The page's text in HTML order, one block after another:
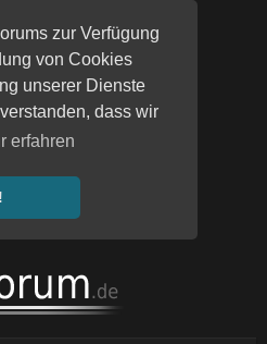
zur Verfügung
von Cookies
unserer Dienste
dass wir
erfahren